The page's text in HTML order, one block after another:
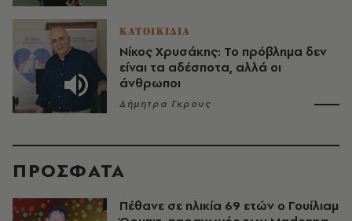
ΚΑΤΟΙΚΙΔΙΑ
Νίκος Χρυσάκης: Το πρόβλημα δεν
είναι τα αδέσποτα, αλλά οι
άνθρωποι
Δήμητρα Γκρους
ΠΡΟΣΦΑΤΑ
Πέθανε σε ηλικία 69 ετών ο Γουίλιαμ